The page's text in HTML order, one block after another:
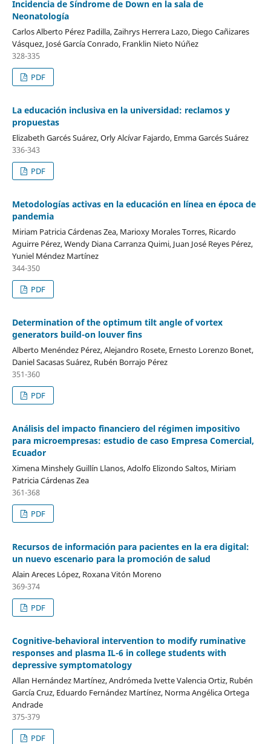
Incidencia de Síndrome de Down en la sala de
Neonatología
Carlos Alberto Pérez Padilla, Zaihrys Herrera Lazo, Diego Cañizares
Vásquez, José García Conrado, Franklin Nieto Núñez
328-335
PDF
La educación inclusiva en la universidad: reclamos y
propuestas
Elizabeth Garcés Suárez, Orly Alcívar Fajardo, Emma Garcés Suárez
336-343
PDF
Metodologías activas en la educación en línea en época de
pandemia
Miriam Patricia Cárdenas Zea, Marioxy Morales Torres, Ricardo
Aguirre Pérez, Wendy Diana Carranza Quimi, Juan José Reyes Pérez,
Yuniel Méndez Martínez
344-350
PDF
Determination of the optimum tilt angle of vortex
generators build-on louver fins
Alberto Menéndez Pérez, Alejandro Rosete, Ernesto Lorenzo Bonet,
Daniel Sacasas Suárez, Rubén Borrajo Pérez
351-360
PDF
Análisis del impacto financiero del régimen impositivo
para microempresas: estudio de caso Empresa Comercial,
Ecuador
Ximena Minshely Guillín Llanos, Adolfo Elizondo Saltos, Miriam
Patricia Cárdenas Zea
361-368
PDF
Recursos de información para pacientes en la era digital:
un nuevo escenario para la promoción de salud
Alain Areces López, Roxana Vitón Moreno
369-374
PDF
Cognitive-behavioral intervention to modify ruminative
responses and plasma IL-6 in college students with
depressive symptomatology
Allan Hernández Martínez, Andrómeda Ivette Valencia Ortiz, Rubén
García Cruz, Eduardo Fernández Martínez, Norma Angélica Ortega
Andrade
375-379
PDF